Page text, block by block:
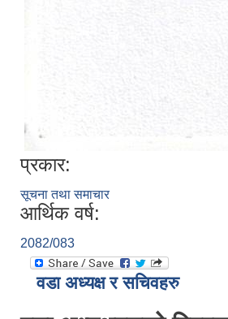
प्रकार:
सूचना तथा समाचार
आर्थिक वर्ष:
2082/083
वडा अध्यक्ष र सचिवहरु